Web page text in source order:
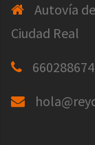
Autovía
Ciudad Real
660288674